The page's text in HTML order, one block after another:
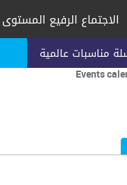
مناسبات عالمية
الاجتماع الرفيع المستوى
Events
(علامة التبويب النشطة)